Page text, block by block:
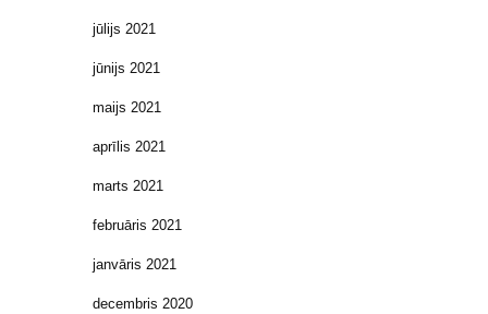
jūlijs 2021
jūnijs 2021
maijs 2021
aprīlis 2021
marts 2021
februāris 2021
janvāris 2021
decembris 2020